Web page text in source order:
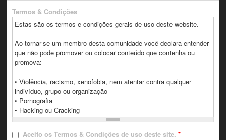
Termos & Condições
Aceito os Termos & Condições de uso deste site.*